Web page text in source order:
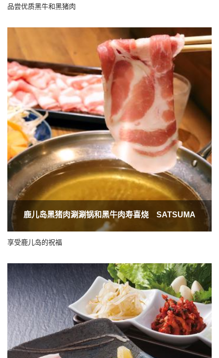
品尝优质黑牛和黑猪肉
鹿儿岛黑猪肉涮涮锅和黑牛肉寿喜烧 SATSUMA
享受鹿儿岛的祝福